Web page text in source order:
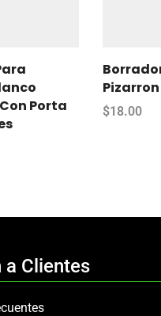
Porta
$18.00
Clientes